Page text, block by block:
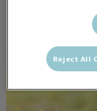
Lees hier
Gratis
Reject All